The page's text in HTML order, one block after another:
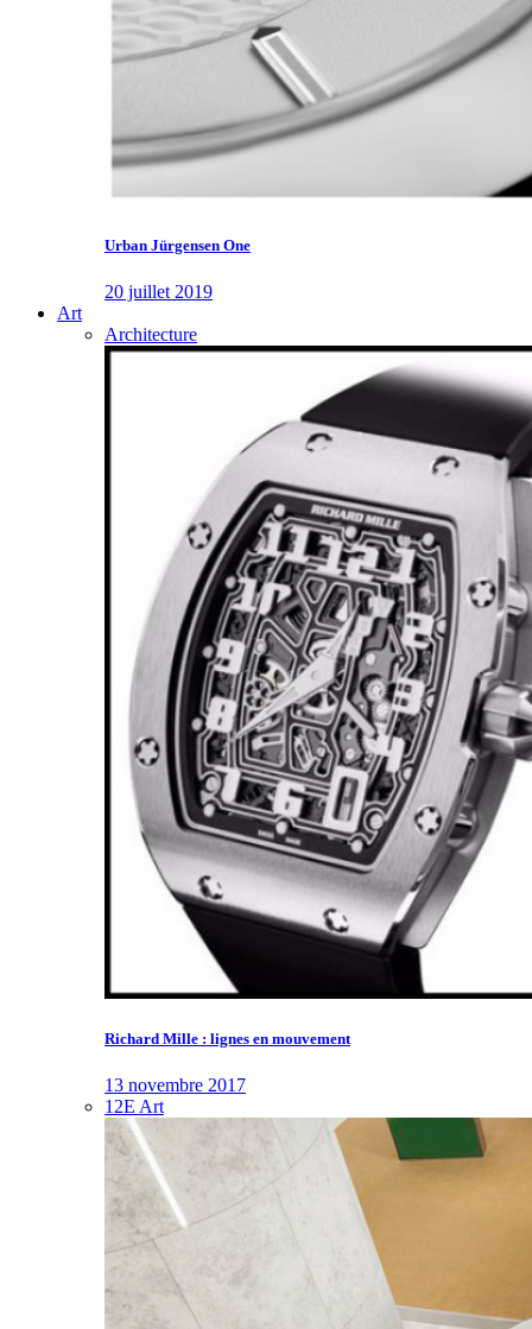
Urban Jürgensen One
20 juillet 2019
Art
Architecture
Richard Mille : lignes en mouvement
13 novembre 2017
12E Art